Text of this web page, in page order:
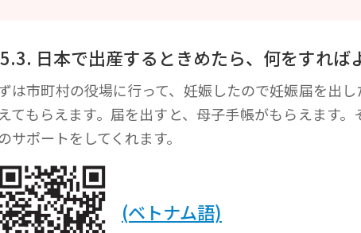
日本で出産するときめたら、何をすれば
は市町村の役場に行って、妊娠したので妊娠届を出
てもらえます。届を出すと、母子手帳がもらえます
サポートをしてくれます。
(ベトナム語)